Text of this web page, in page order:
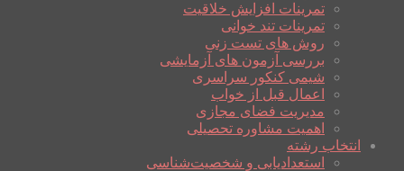
تمرینات افزایش خلاقیت
تمرینات تند خوانی
روش های تست زنی
بررسی آزمون های آزمایشی
شیمی کنکور سراسری
اعمال قبل از خواب
مدیریت فضای مجازی
اهمیت مشاوره تحصیلی
انتخاب رشته
استعدادیابی و شخصیت‌شناسی